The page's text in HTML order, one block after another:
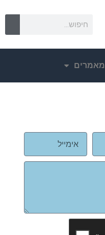
מאמרים